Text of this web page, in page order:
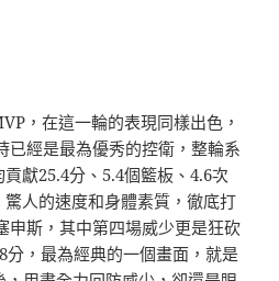
，在這一輪的表現同樣出色，
已經是最為優秀的控衛，整輪系
獻25.4分、5.4個籃板、4.6次
人的速度和身體素質，徹底打
申斯，其中第四場威少更是狂砍
分，最為經典的一個畫面，就是